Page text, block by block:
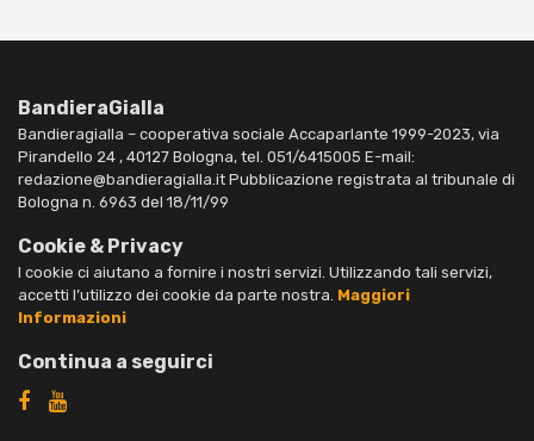
BandieraGialla
Bandieragialla – cooperativa sociale Accaparlante 1999-2023, via
Pirandello 24 , 40127 Bologna, tel. 051/6415005 E-mail:
redazione@bandieragialla.it Pubblicazione registrata al tribunale di
Bologna n. 6963 del 18/11/99
Cookie & Privacy
I cookie ci aiutano a fornire i nostri servizi. Utilizzando tali servizi,
accetti l’utilizzo dei cookie da parte nostra. Maggiori
Informazioni
Continua a seguirci